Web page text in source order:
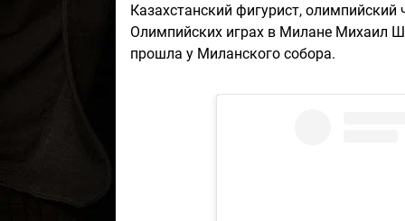
Казахстанский фигурист,
Олимпийских играх в Милане Михаил
прошла у Миланского собора.